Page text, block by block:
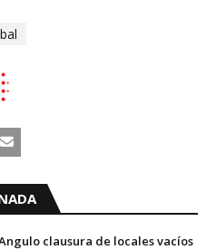
clausura de locales vacíos